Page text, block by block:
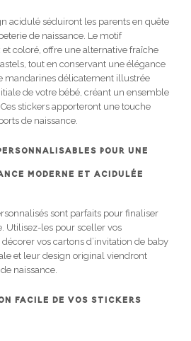
acidulé séduiront les parents en quête
de naissance. Le motif
coloré, offre une alternative fraîche
tout en conservant une élégance
mandarines délicatement illustrée
de votre bébé, créant un ensemble
stickers apporteront une touche
de naissance.
POUR UNE
MODERNE ET ACIDULÉE
sont parfaits pour finaliser
Utilisez-les pour sceller vos
vos cartons d’invitation de baby
et leur design original viendront
naissance.
FACILE DE VOS STICKERS